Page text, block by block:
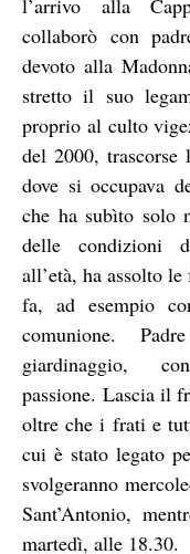
l’arrivo alla
collaborò con
devoto alla
stretto il suo
proprio al culto
del 2000,
dove si occupava
che ha subìto solo
delle condizioni
all’età, ha assolto
fa, ad esempio
comunione.
giardinaggio,
passione. Lascia il
oltre che i frati e
cui è stato legato
svolgeranno
Sant’Antonio,
martedì, alle 18.30.